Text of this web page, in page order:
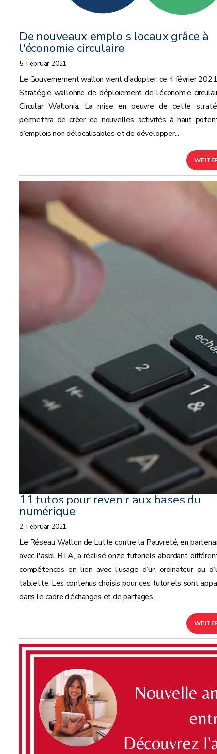
De nouveaux emplois locaux grâce à
l'économie circulaire
5. Februar 2021
Le Gouvernement wallon vient d’adopter, ce 4 février
Stratégie wallonne de déploiement de l’économie
Circular Wallonia. La mise en oeuvre de cette
permettra de créer de nouvelles activités à haut
d’emplois non délocalisables et de développer...
11 tutos pour revenir aux bases du
numérique
2. Februar 2021
Le Réseau Wallon de Lutte contre la Pauvreté, en
avec l'asbl RTA, a réalisé onze tutoriels abordant
compétences en lien avec l’usage d’un ordinateur ou
tablette. Les contenus choisis pour ces tutoriels sont
dans le cadre d’échanges et de partages...